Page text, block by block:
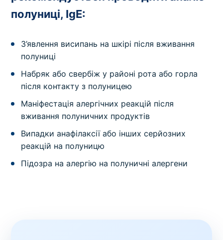
полуниці, IgE:
З’явлення висипань на шкірі після вживання
полуниці
Набряк або свербіж у районі рота або горла
після контакту з полуницею
Маніфестація алергічних реакцій після
вживання полуничних продуктів
Випадки анафілаксії або інших серйозних
реакцій на полуницю
Підозра на алергію на полуничні алергени